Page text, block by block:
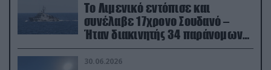
Το Λιμενικό εντόπισε και
συνέλαβε 17χρονο Σουδανό –
Ήταν διακινητής 34 παράνομων
μεταναστών
30.06.2026